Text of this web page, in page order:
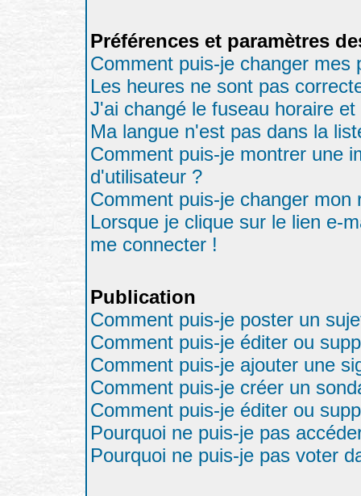
Préférences et paramètres
Comment puis-je changer mes
Les heures ne sont pas
J'ai changé le fuseau horaire
Ma langue n'est pas dans la
Comment puis-je montrer une
d'utilisateur ?
Comment puis-je changer mon
Lorsque je clique sur le lien e-
me connecter !
Publication
Comment puis-je poster un
Comment puis-je éditer ou
Comment puis-je ajouter une
Comment puis-je créer un
Comment puis-je éditer ou
Pourquoi ne puis-je pas
Pourquoi ne puis-je pas voter